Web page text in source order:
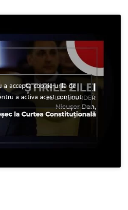
a accepta cookie-urile de
a activa acest conținut